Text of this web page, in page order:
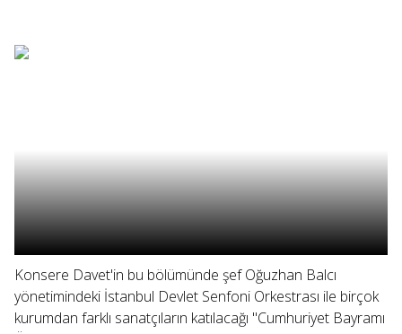
Konsere Davet'in bu bölümünde şef Oğuzhan Balcı
yönetimindeki İstanbul Devlet Senfoni Orkestrası ile birçok
kurumdan farklı sanatçıların katılacağı "Cumhuriyet Bayramı